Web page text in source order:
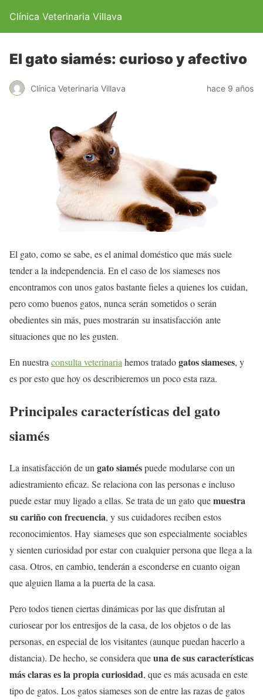
Clínica Veterinaria Villava
El gato siamés: curioso y afectivo
Clínica Veterinaria Villava hace 9 años
El gato, como se sabe, es el animal doméstico que más suele
tender a la independencia. En el caso de los siameses nos
encontramos con unos gatos bastante fieles a quienes los cuidan,
pero como buenos gatos, nunca serán sometidos o serán
obedientes sin más, pues mostrarán su insatisfacción ante
situaciones que no les gusten.
En nuestraconsulta veterinariahemos tratadogatos siameses, y
es por esto que hoy os describieremos un poco esta raza.
Principales características del gato
siamés
La insatisfacción de un gato siaméspuede modularse con un
adiestramiento eficaz. Se relaciona con las personas e incluso
puede estar muy ligado a ellas. Se trata de un gato quemuestra
su cariño con frecuencia, y sus cuidadores reciben estos
reconocimientos. Hay siameses que son especialmente sociables
y sienten curiosidad por estar con cualquier persona que llega a la
casa. Otros, en cambio, tenderán a esconderse en cuanto oigan
que alguien llama a la puerta de la casa.
Pero todos tienen ciertas dinámicas por las que disfrutan al
curiosear por los entresijos de la casa, de los objetos o de las
personas, en especial de los visitantes (aunque puedan hacerlo a
distancia). De hecho, se considera queuna de sus características
más claras es la propia curiosidad, que es más acusada en este
tipo de gatos. Los gatos siameses son de entre las razas de gatos